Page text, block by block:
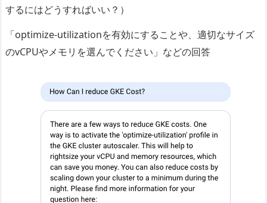
するにはどうすればいい？）
「optimize-utilizationを有効にすることや、適切なサイズ
のvCPUやメモリを選んでください」などの回答